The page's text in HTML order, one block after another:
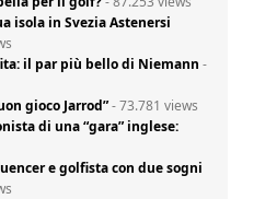
isola in Svezia Astenersi
il par più bello di Niemann -
gioco Jarrod”- 73.781 views
di una “gara” inglese:
e golfista con due sogni